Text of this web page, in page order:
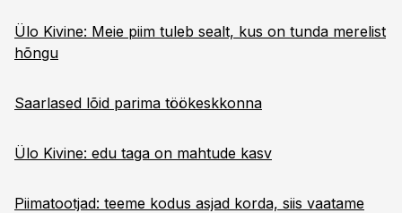
Ülo Kivine: Meie piim tuleb sealt, kus on tunda merelist
hõngu
Saarlased lõid parima töökeskkonna
Ülo Kivine: edu taga on mahtude kasv
Piimatootjad: teeme kodus asjad korda, siis vaatame